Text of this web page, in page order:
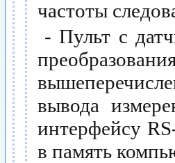
частоты
- Пульт с
вывода
интерфейсу
в память